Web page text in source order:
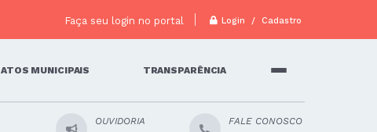
Faça seu login no portal Login / Cadastro
ATOS MUNICIPAIS TRANSPARÊNCIA
OUVIDORIA FALE CONOSCO